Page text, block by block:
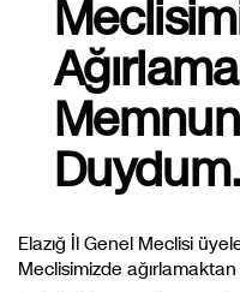
Duydum.
Elazığ İl Genel Meclisi
Meclisimizde